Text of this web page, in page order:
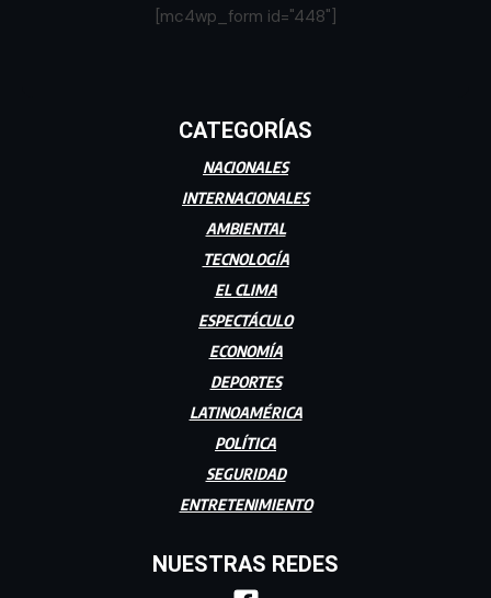
[mc4wp_form id="448"]
CATEGORÍAS
NACIONALES
INTERNACIONALES
AMBIENTAL
TECNOLOGÍA
EL CLIMA
ESPECTÁCULO
ECONOMÍA
DEPORTES
LATINOAMÉRICA
POLÍTICA
SEGURIDAD
ENTRETENIMIENTO
NUESTRAS REDES